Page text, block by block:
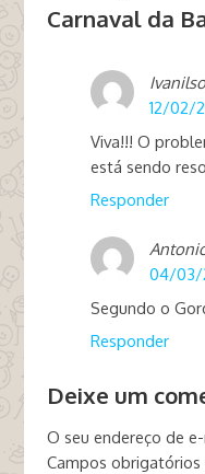
Carnaval da
12/02/
Viva!!! O
está sendo
Responder
04/03/
Segundo o
Responder
Deixe um
O seu endereço de
Campos